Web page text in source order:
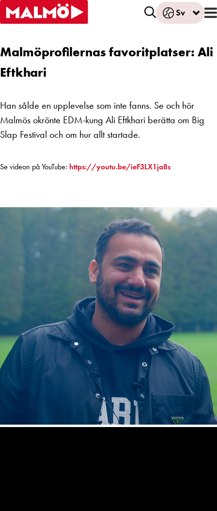
Sv
Malmöprofilernas favoritplatser: Ali
Eftkhari
Han sålde en upplevelse som inte fanns. Se och hör
Malmös okrönte EDM-kung Ali Eftkhari berätta om Big
Slap Festival och om hur allt startade.
Se videon på YouTube: https://youtu.be/ieF3LX1ja8s